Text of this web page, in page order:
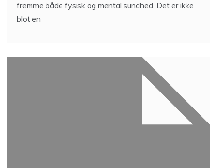
fremme både fysisk og mental sundhed. Det er ikke
blot en